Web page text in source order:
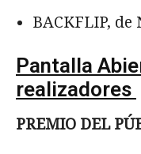
BACKFLIP,
Pantalla
realizadores
PREMIO DEL